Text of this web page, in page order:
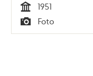
Tid
1951
Typ
Foto